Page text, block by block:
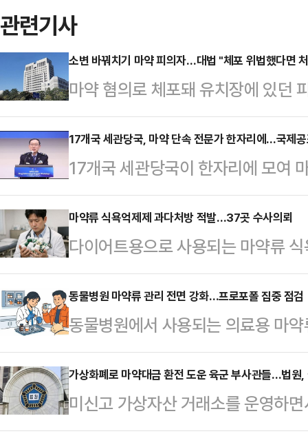
관련기사
소변 바꿔치기 마약 피의자…대법 "체포 위법했다면
마약 혐의로 체포돼 유치장에 있던
해 경찰을 속였더라도 애초 경찰의
로 처벌할 수 없다는 대법원 판단
부(주심 마용주 대법관)는 최근 위
에게 징역 10개월을 선고한 원심을
지난 2024년 6월13일 오전 2시께
시 한 식당에서 마약 전달책을 체
가 투숙 중인 인근 모…
17개국 세관당국, 마약 단속 전문가 한자리에…국제
17개국 세관당국이 한자리에 모여
공조 실행력을 도모한다.관세청은
세계관세기구(WCO)와 공동으로
하고, 마약 범죄 공동 대응을 위한
이번 워크숍에는 태국, 베트남, 캄
주중 유럽 관세관 등 마약 전문가들
모델과 성과, 최신 마약밀수 동향,
통해 협력 강화 …
마약류 식욕억제제 과다처방 적발…37곳 수사의뢰
다이어트용으로 사용되는 마약류
됐다. 일부 의료기관에서는 기준을
나타났다.28일 식품의약품안전처
료기관 50곳을 점검한 결과 오남
점검은 마약류통합관리시스템 빅
2024년 11월부터 2025년 10월까
당성 검토를 거쳐 조치 대상을 확정
충족하지 않은 환자에게 식…
동물병원 마약류 관리 전면 강화…프로포폴 집중 점검
동물병원에서 사용되는 의료용 마
사건을 계기로 제도 전반을 손보는
림축산식품부에 따르면 동물병원
안을 추진한다. 프로포폴 불법 유
병원 마약류 사용 증가에 따른 것이
가상화폐로 마약대금 환전 도운 육군 부사관들…법원,
미신고 가상자산 거래소를 운영하
해 마약 판매상에게 전달한 육군